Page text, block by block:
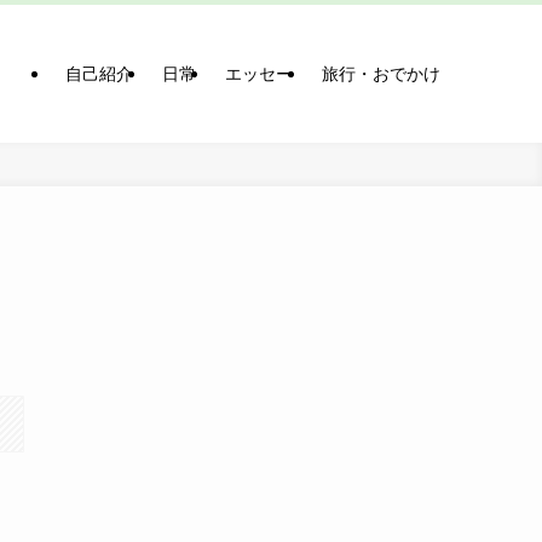
自己紹介 日常 エッセー 旅行・おでかけ